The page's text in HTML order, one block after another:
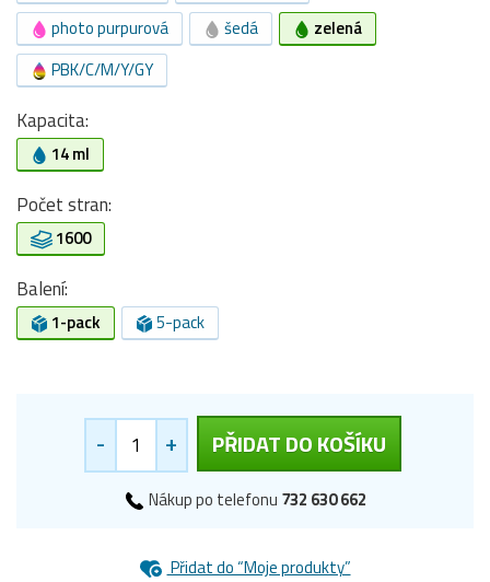
photo purpurová
šedá
zelená
PBK/C/M/Y/GY
Kapacita:
14 ml
Počet stran:
1600
Balení:
1-pack 5-pack
- + PŘIDAT DO KOŠÍKU
Nákup po telefonu 732 630 662
Přidat do “Moje produkty”